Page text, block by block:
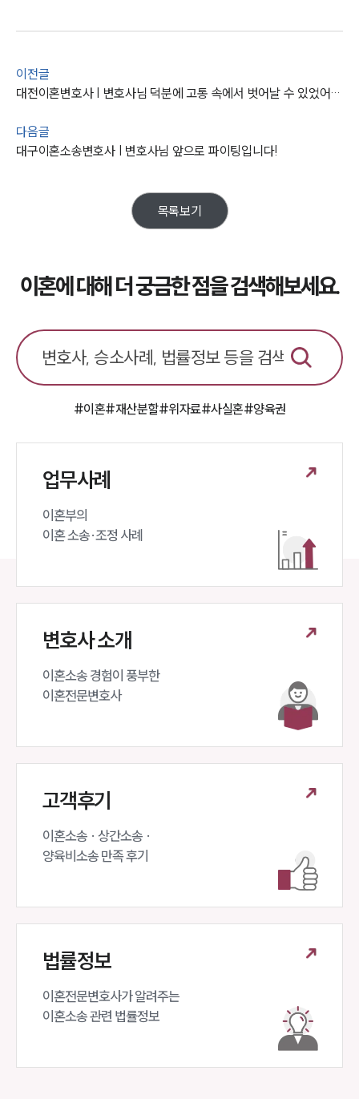
업무분야
전체
이혼전문변호사
소식/자료
언론보도
법률 블로그
법률서식
세미나
대륜법률상담예약
이전글
대전이혼변호사 | 변호사님 덕분에 고통 속에서 벗어날 수 있었어요.
다음글
대구이혼소송변호사 | 변호사님 앞으로 파이팅입니다!
목록보기
이혼에 대해 더 궁금한 점을 검색해보세요.
#이혼#재산분할#위자료#사실혼#양육권
업무사례
이혼부의
이혼 소송·조정 사례
변호사 소개
이혼소송 경험이 풍부한
이혼전문변호사
고객후기
이혼소송 · 상간소송 ·
양육비소송 만족 후기
법률정보
이혼전문변호사가 알려주는
이혼소송 관련 법률정보